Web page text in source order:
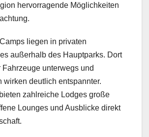
hervorragende Möglichkeiten
liegen in privaten
außerhalb des Hauptparks. Dort
unterwegs und
wirken deutlich entspannter.
zahlreiche Lodges große
Lounges und Ausblicke direkt